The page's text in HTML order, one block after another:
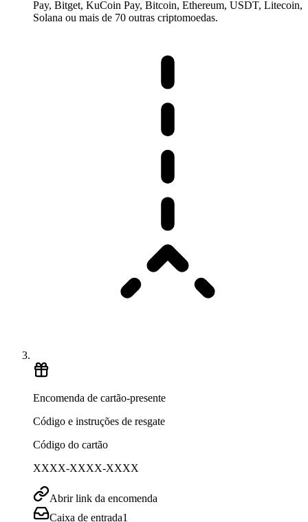
Pay, Bitget, KuCoin Pay, Bitcoin, Ethereum, USDT, Litecoin,
Solana ou mais de 70 outras criptomoedas.
Encomenda de cartão-presente
Código e instruções de resgate
Código do cartão
XXXX-XXXX-XXXX
Abrir link da encomenda
Caixa de entrada1